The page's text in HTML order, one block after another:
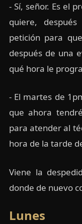
- Sí, señor. Es el
quiere,
petición para
después de una
qué hora le
- El martes de
que ahora
para atender al
hora de la tarde
Viene la
donde de nuevo
Lunes